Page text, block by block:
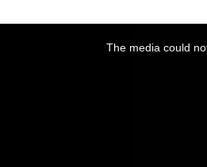
The media could